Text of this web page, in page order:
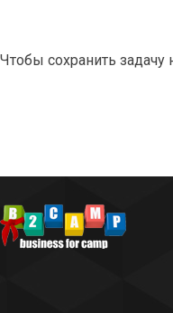
Чтобы сохранить задачу